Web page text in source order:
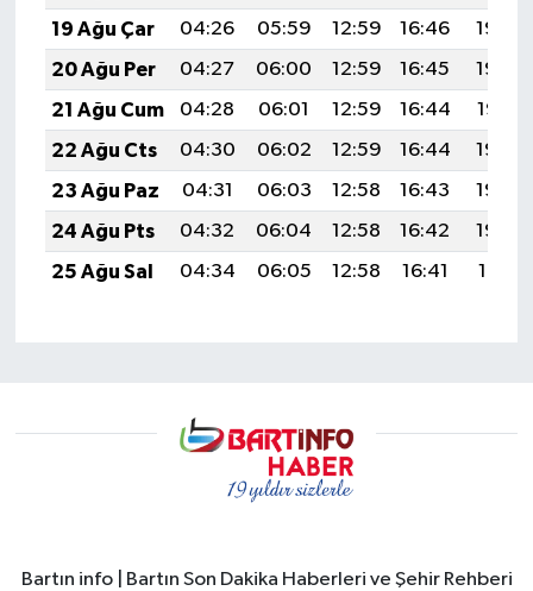
19 Ağu Çar
04:26 05:59 12:59 16:46
19:50
20 Ağu Per
04:27 06:00 12:59 16:45
19:49
21 Ağu Cum
04:28 06:01 12:59 16:44
19:47
22 Ağu Cts
04:30 06:02 12:59 16:44
19:46
23 Ağu Paz
04:31 06:03 12:58 16:43
19:44
24 Ağu Pts
04:32 06:04 12:58 16:42
19:43
25 Ağu Sal
04:34 06:05 12:58 16:41 19:41
Bartın info | Bartın Son Dakika Haberleri ve Şehir Rehberi